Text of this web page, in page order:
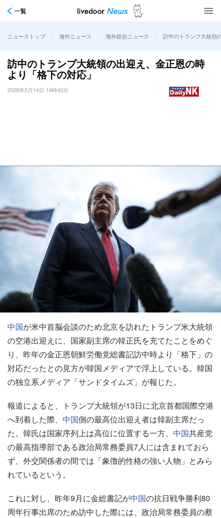
一覧
ニューストップ > 海外ニュース > 海外総合ニュース > 訪中のトランプ大統領
訪中のトランプ大統領の出迎え、金正恩の時
より「格下の対応」
2026年5月14日 14時42分
中国が米中首脳会談のため北京を訪れたトランプ米大統領
の空港出迎えに、国家副主席の韓正氏を充てたことをめぐ
り、昨年の金正恩朝鮮労働党総書記訪中時より「格下」の
対応だったとの見方が韓国メディアで浮上している。韓国
の独立系メディア「サンドタイムズ」が報じた。
報道によると、トランプ大統領が13日に北京首都国際空港
へ到着した際、 中国側の最高位出迎え者は韓副主席だっ
た。韓氏は国家序列上は高位に位置する一方、 中国共産党
の最高指導部である政治局常務委員7人には含まれておら
ず、外交関係者の間では「象徴的性格の強い人物」とみら
れているという。
これに対し、昨年9月に金総書記が中国の抗日戦争勝利80
周年行事出席のため訪中した際には、政治局常務委員の蔡